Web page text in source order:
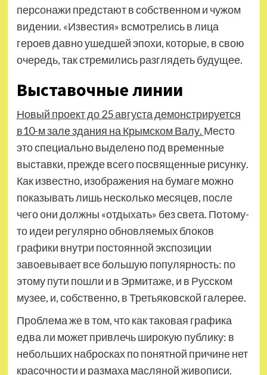
персонажи предстают в собственном и чужом
видении. «Известия» всмотрелись в лица
героев давно ушедшей эпохи, которые, в свою
очередь, так стремились разглядеть будущее.
Выставочные линии
Новый проект до 25 августа демонстрируется
в10-м зале здания на Крымском Валу. Место
это специально выделено под временные
выставки, прежде всего посвященные рисунку.
Как известно, изображения на бумаге можно
показывать лишь несколько месяцев, после
чего они должны «отдыхать» без света. Потому-
то идеи регулярно обновляемых блоков
графики внутри постоянной экспозиции
завоевывает все большую популярность: по
этому пути пошли и в Эрмитаже, и в Русском
музее, и, собственно, в Третьяковской галерее.
Проблема же в том, что как таковая графика
едва ли может привлечь широкую публику: в
небольших набросках по понятной причине нет
красочности и размаха масляной живописи.